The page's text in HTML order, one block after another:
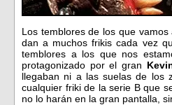
Los temblores de los que
dan a muchos frikis cada vez
temblores a los que nos
protagonizado por el gran
llegaban ni a las suelas de los
cualquier friki de la serie B que
no lo harán en la gran pantalla,